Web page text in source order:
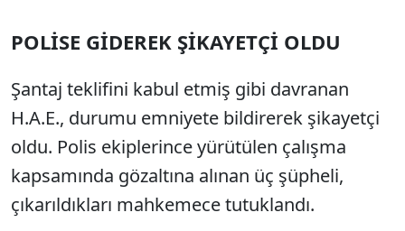
POLİSE GİDEREK ŞİKAYETÇİ OLDU
Şantaj teklifini kabul etmiş gibi davranan
H.A.E., durumu emniyete bildirerek şikayetçi
oldu. Polis ekiplerince yürütülen çalışma
kapsamında gözaltına alınan üç şüpheli,
çıkarıldıkları mahkemece tutuklandı.